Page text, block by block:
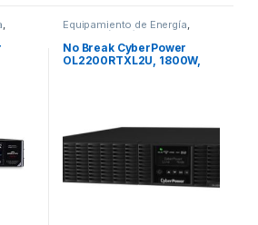
, Equipamiento de Energía,
Protección Eléctrica
No Break CyberPower
OL2200RTXL2U, 1800W,